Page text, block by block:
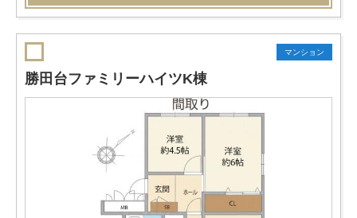
マンション
勝田台ファミリーハイツK棟